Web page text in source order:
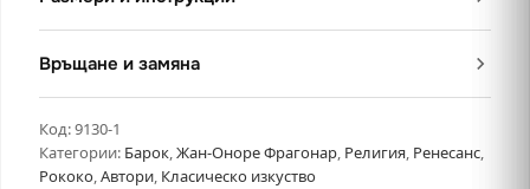
Връщане и замяна
Код:9130-1
Категории: Барок,Жан-Оноре Фрагонар, Религия, Ренесанс,
Рококо,Автори, Класическо изкуство